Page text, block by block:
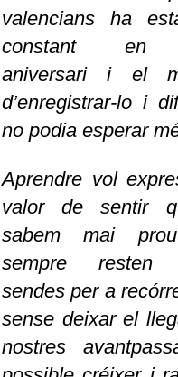
valencians ha
constant en
aniversari i el
d’enregistrar-lo i
no podia esperar
Aprendre vol
valor de sentir
sabem mai
sempre resten
sendes per a
sense deixar el
nostres